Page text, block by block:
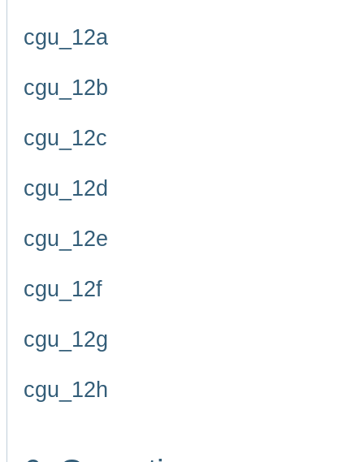
cgu_12a
cgu_12b
cgu_12c
cgu_12d
cgu_12e
cgu_12f
cgu_12g
cgu_12h